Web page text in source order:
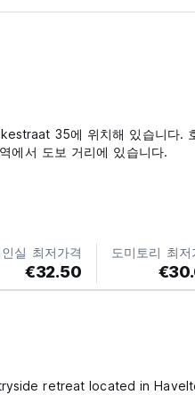
35에 위치해 있습니다.
에서 도보 거리에 있습니다.
인실 최저가격
€32.50
도미토리 최저
retreat located in